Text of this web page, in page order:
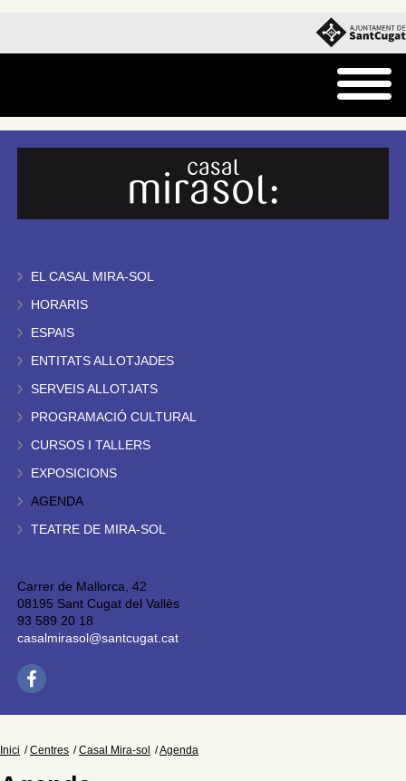
EL CASAL MIRA-SOL
HORARIS
ESPAIS
ENTITATS ALLOTJADES
SERVEIS ALLOTJATS
PROGRAMACIÓ CULTURAL
CURSOS I TALLERS
EXPOSICIONS
AGENDA
TEATRE DE MIRA-SOL
Carrer de Mallorca, 42
08195 Sant Cugat del Vallès
93 589 20 18
casalmirasol@santcugat.cat
Inici Centres Casal Mira-sol Agenda